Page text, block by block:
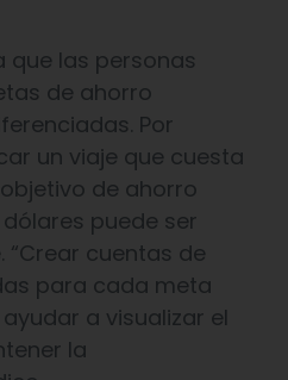
que las personas
de ahorro
Por
un viaje que cuesta
de ahorro
puede ser
“Crear cuentas de
para cada meta
a visualizar el
la